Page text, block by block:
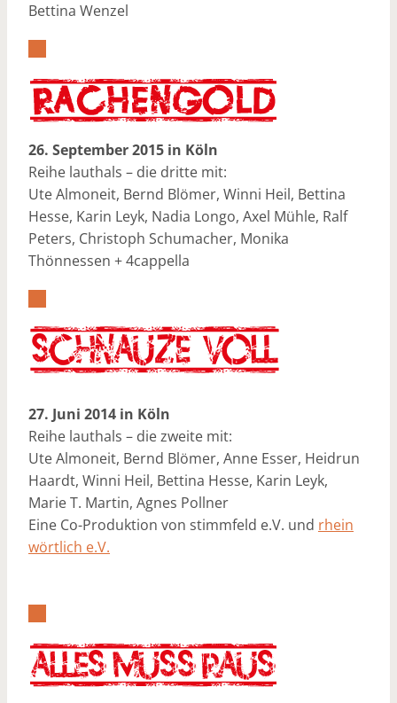
Bettina Wenzel
26. September 2015 in Köln
Reihe lauthals – die dritte mit:
Ute Almoneit, Bernd Blömer, Winni Heil, Bettina
Hesse, Karin Leyk, Nadia Longo, Axel Mühle, Ralf
Peters, Christoph Schumacher, Monika
Thönnessen + 4cappella
27. Juni 2014 in Köln
Reihe lauthals – die zweite mit:
Ute Almoneit, Bernd Blömer, Anne Esser, Heidrun
Haardt, Winni Heil, Bettina Hesse, Karin Leyk,
Marie T. Martin, Agnes Pollner
Eine Co-Produktion von stimmfeld e.V. und rhein
wörtlich e.V.